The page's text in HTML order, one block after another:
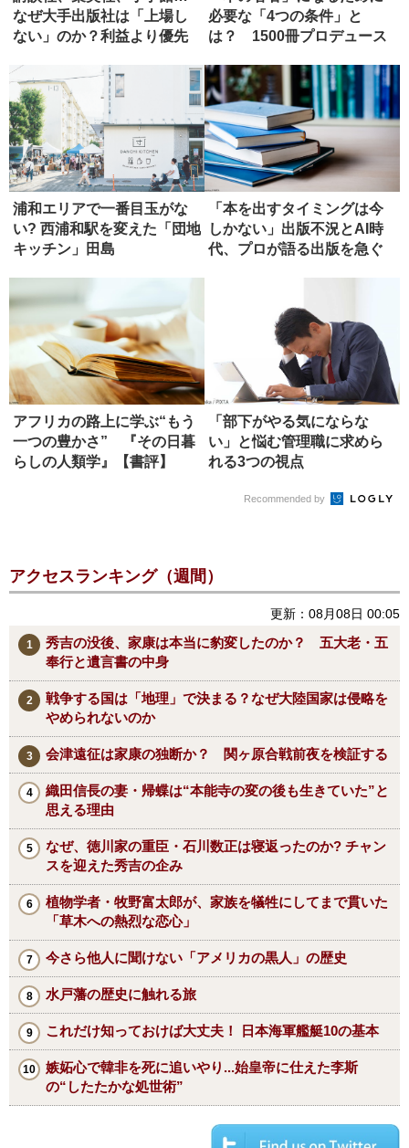
なぜ大手出版社は「上場し
ない」のか？利益より優先
必要な「4つの条件」と
は？ 1500冊プロデュース
浦和エリアで一番目玉がな
い? 西浦和駅を変えた「団地
キッチン」田島
「本を出すタイミングは今
しかない」出版不況とAI時
代、プロが語る出版を急ぐ
アフリカの路上に学ぶ“もう
一つの豊かさ” 『その日暮
らしの人類学』【書評】
「部下がやる気にならな
い」と悩む管理職に求めら
れる3つの視点
Recommended by
アクセスランキング（週間）
更新：08月08日 00:05
秀吉の没後、家康は本当に豹変したのか？ 五大老・五
奉行と遺言書の中身
戦争する国は「地理」で決まる？なぜ大陸国家は侵略を
やめられないのか
会津遠征は家康の独断か？ 関ヶ原合戦前夜を検証する
織田信長の妻・帰蝶は“本能寺の変の後も生きていた”と
思える理由
なぜ、徳川家の重臣・石川数正は寝返ったのか? チャン
スを迎えた秀吉の企み
植物学者・牧野富太郎が、家族を犠牲にしてまで貫いた
「草木への熱烈な恋心」
今さら他人に聞けない「アメリカの黒人」の歴史
水戸藩の歴史に触れる旅
これだけ知っておけば大丈夫！ 日本海軍艦艇10の基本
嫉妬心で韓非を死に追いやり...始皇帝に仕えた李斯
の“したたかな処世術”